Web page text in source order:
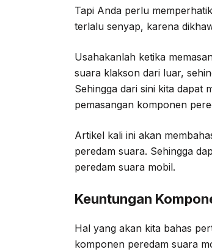
Tapi Anda perlu
terlalu senyap, karena
Usahakanlah ketika
suara klakson dari luar,
Sehingga dari sini kita dapat
pemasangan komponen
Artikel kali ini akan
peredam suara. Sehingga
peredam suara mobil.
Keuntungan
Hal yang akan kita bahas
komponen peredam suara